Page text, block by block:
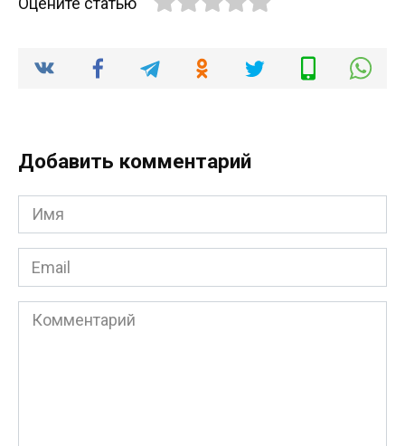
Добавить комментарий
Имя
*
Email
*
Комментарий